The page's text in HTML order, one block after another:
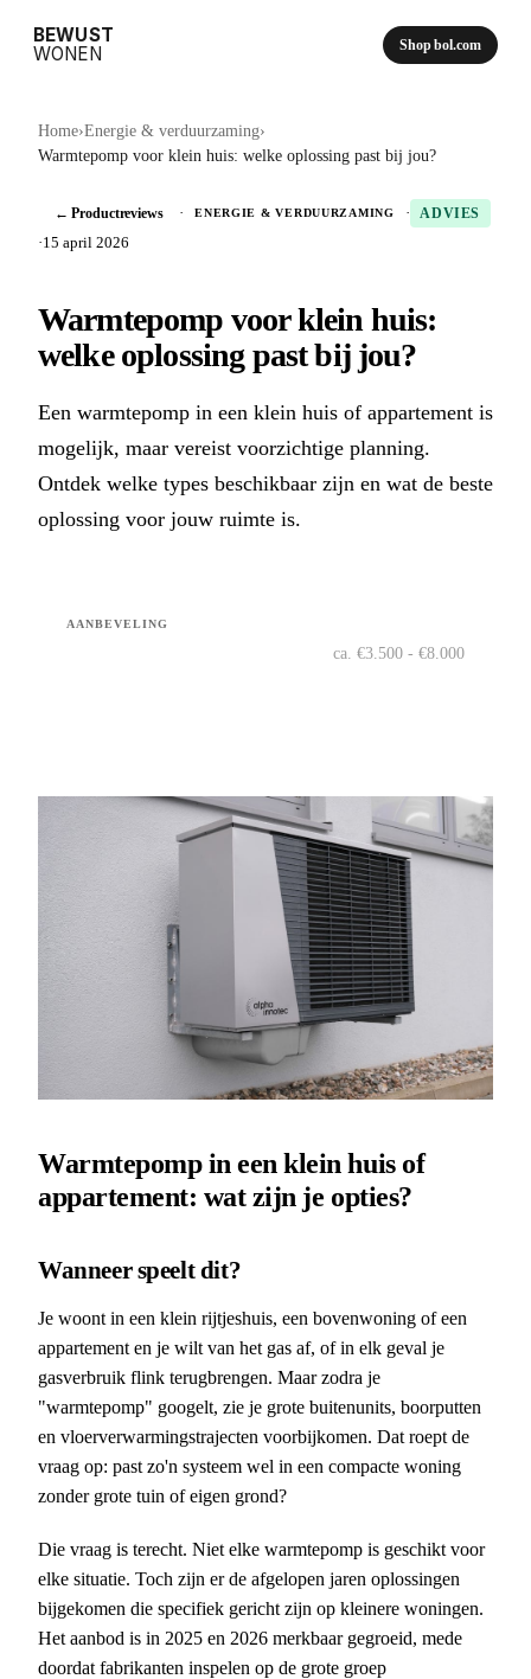
BEWUST
WONEN
Shop bol.com
Home›Energie & verduurzaming›
Warmtepomp voor klein huis: welke oplossing past bij jou?
← Productreviews · ENERGIE & VERDUURZAMING · ADVIES
·15 april 2026
Warmtepomp voor klein huis:
welke oplossing past bij jou?
Een warmtepomp in een klein huis of appartement is
mogelijk, maar vereist voorzichtige planning.
Ontdek welke types beschikbaar zijn en wat de beste
oplossing voor jouw ruimte is.
AANBEVELING
ca. €3.500 - €8.000
Warmtepomp in een klein huis of
appartement: wat zijn je opties?
Wanneer speelt dit?
Je woont in een klein rijtjeshuis, een bovenwoning of een
appartement en je wilt van het gas af, of in elk geval je
gasverbruik flink terugbrengen. Maar zodra je
"warmtepomp" googelt, zie je grote buitenunits, boorputten
en vloerverwarmingstrajecten voorbijkomen. Dat roept de
vraag op: past zo'n systeem wel in een compacte woning
zonder grote tuin of eigen grond?
Die vraag is terecht. Niet elke warmtepomp is geschikt voor
elke situatie. Toch zijn er de afgelopen jaren oplossingen
bijgekomen die specifiek gericht zijn op kleinere woningen.
Het aanbod is in 2025 en 2026 merkbaar gegroeid, mede
doordat fabrikanten inspelen op de grote groep